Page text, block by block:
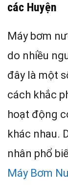
các Huyện
Máy bơm
do nhiều
đây là một
cách khắc
hoạt động
khác nhau.
nhân phổ
Máy Bơm